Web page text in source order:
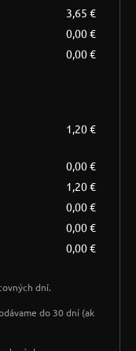
3,65 €
0,00 €
0,00 €
1,20 €
0,00 €
1,20 €
0,00 €
0,00 €
0,00 €
dní.
do 30 dní (ak